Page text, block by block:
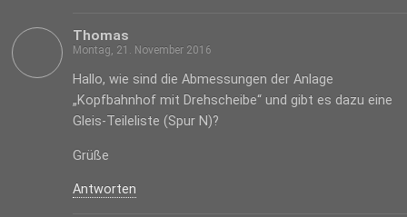
Thomas
Montag, 21. November 2016
Hallo, wie sind die Abmessungen der Anlage
„Kopfbahnhof mit Drehscheibe“ und gibt es dazu eine
Gleis-Teileliste (Spur N)?
Grüße
Antworten